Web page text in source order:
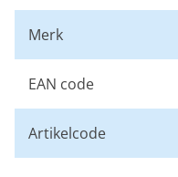
Merk
EAN code
Artikelcode